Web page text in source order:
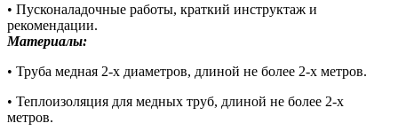
• Пусконаладочные работы, краткий инструктаж и
рекомендации.
Материалы:
• Труба медная 2-х диаметров, длиной не более 2-х метров.
• Теплоизоляция для медных труб, длиной не более 2-х
метров.